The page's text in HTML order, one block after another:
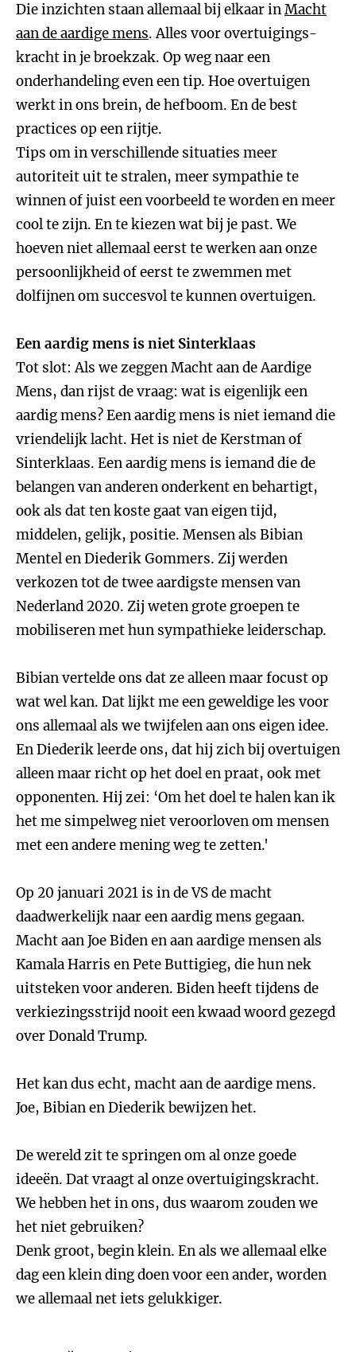
Die inzichten staan allemaal bij elkaar inMacht
aan de aardige mens. Alles voor overtuigings-
kracht in je broekzak. Op weg naar een
onderhandeling even een tip. Hoe overtuigen
werkt in ons brein, de hefboom. En de best
practices op een rijtje.
Tips om in verschillende situaties meer
autoriteit uit te stralen, meer sympathie te
winnen of juist een voorbeeld te worden en meer
cool te zijn. En te kiezen wat bij je past. We
hoeven niet allemaal eerst te werken aan onze
persoonlijkheid of eerst te zwemmen met
dolfijnen om succesvol te kunnen overtuigen.
Een aardig mens is niet Sinterklaas
Tot slot: Als we zeggen Macht aan de Aardige
Mens, dan rijst de vraag: wat is eigenlijk een
aardig mens? Een aardig mens is niet iemand die
vriendelijk lacht. Het is niet de Kerstman of
Sinterklaas. Een aardig mens is iemand die de
belangen van anderen onderkent en behartigt,
ook als dat ten koste gaat van eigen tijd,
middelen, gelijk, positie. Mensen als Bibian
Mentel en Diederik Gommers. Zij werden
verkozen tot de twee aardigste mensen van
Nederland 2020. Zij weten grote groepen te
mobiliseren met hun sympathieke leiderschap.
Bibian vertelde ons dat ze alleen maar focust op
wat wel kan. Dat lijkt me een geweldige les voor
ons allemaal als we twijfelen aan ons eigen idee.
En Diederik leerde ons, dat hij zich bij overtuigen
alleen maar richt op het doel en praat, ook met
opponenten. Hij zei: ‘Om het doel te halen kan ik
het me simpelweg niet veroorloven om mensen
met een andere mening weg te zetten.'
Op 20 januari 2021 is in de VS de macht
daadwerkelijk naar een aardig mens gegaan.
Macht aan Joe Biden en aan aardige mensen als
Kamala Harris en Pete Buttigieg, die hun nek
uitsteken voor anderen. Biden heeft tijdens de
verkiezingsstrijd nooit een kwaad woord gezegd
over Donald Trump.
Het kan dus echt, macht aan de aardige mens.
Joe, Bibian en Diederik bewijzen het.
De wereld zit te springen om al onze goede
ideeën. Dat vraagt al onze overtuigingskracht.
We hebben het in ons, dus waarom zouden we
het niet gebruiken?
Denk groot, begin klein. En als we allemaal elke
dag een klein ding doen voor een ander, worden
we allemaal net iets gelukkiger.